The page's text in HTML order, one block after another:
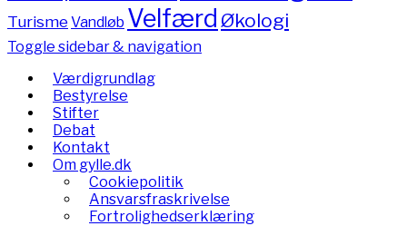
TurismeVandløb Velfærd Økologi
Toggle sidebar & navigation
Værdigrundlag
Bestyrelse
Stifter
Debat
Kontakt
Om gylle.dk
Cookiepolitik
Ansvarsfraskrivelse
Fortrolighedserklæring